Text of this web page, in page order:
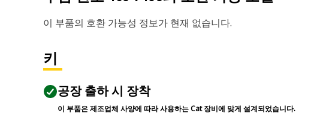
이 부품의 호환 가능성 정보가 현재 없습니다.
키
공장 출하 시 장착
이 부품은 제조업체 사양에 따라 사용하는 Cat 장비에 맞게 설계되었습니다.